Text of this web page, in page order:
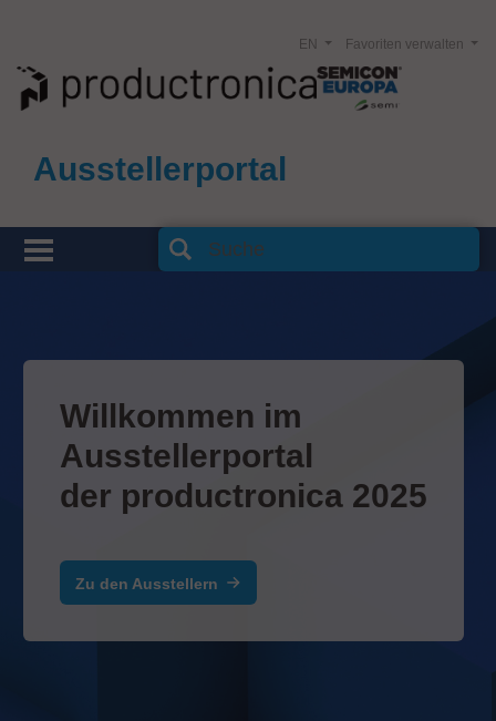
Ausstellerportal
Favoriten verwalten
EN
Willkommen im
Ausstellerportal
der productronica 2025
Zu den Ausstellern